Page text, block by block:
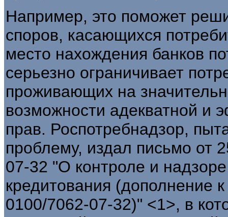
Например, это поможет
споров, касающихся
место нахождения банков
серьезно ограничивает
проживающих на
возможности адекватной и
прав. Роспотребнадзор,
проблему, издал письмо от
07-32 "О контроле и
кредитования (дополнение
0100/7062-07-32)" <1>, в